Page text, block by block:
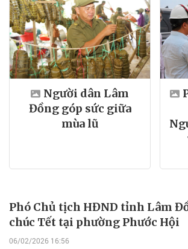
Người dân Lâm
Đồng góp sức giữa
mùa lũ
Phó Chủ tịch HĐND tỉnh Lâm
chúc Tết tại phường Phước Hội
06/02/2026 16:56